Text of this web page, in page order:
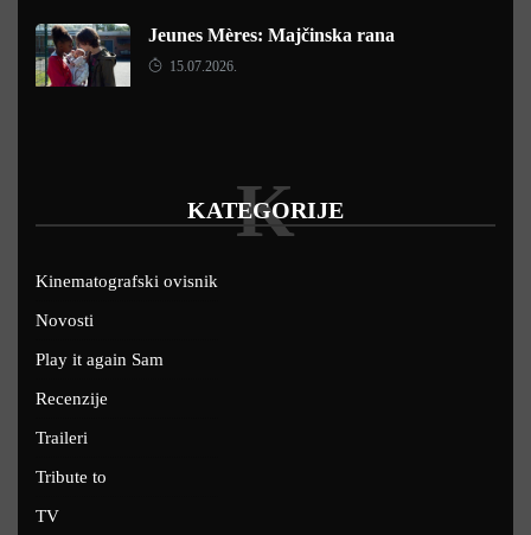
Jeunes Mères: Majčinska rana
15.07.2026.
KATEGORIJE
K
Kinematografski ovisnik
Novosti
Play it again Sam
Recenzije
Traileri
Tribute to
TV